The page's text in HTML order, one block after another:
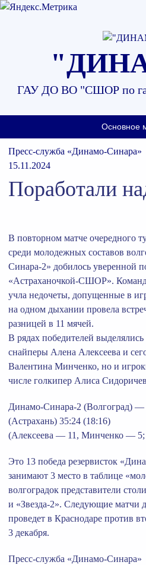
ГАУ ДО ВО "СШОР по
Основное
Пресс-служба «Динамо-Синара»
15.11.2024
Поработали
В повторном матче очередного
среди молодежных составов
Синара-2» добилось уверенной
«Астраханочкой-СШОР».
учла недочеты, допущенные в
на одном дыхании провела
разницей в 11 мячей.
В рядах победителей
снайперы Алена Алексеева и
Валентина Минченко, но и
числе голкипер Алиса
Динамо-Синара-2 (Волгоград)
(Астрахань) 35:24 (18:16)
(Алексеева — 11, Минченко —
Это 13 победа резервисток
занимают 3 место в таблице
волгоградок представители
и «Звезда-2». Следующие матчи
проведет в Краснодаре против
3 декабря.
Пресс-служба «Динамо-Синара»